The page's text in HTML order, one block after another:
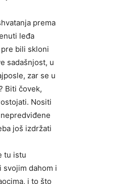
prema
leđa
bili skloni
sadašnjost, u
zar se u
Biti čovek,
Nositi
još izdržati
tu istu
dahom i
i to što